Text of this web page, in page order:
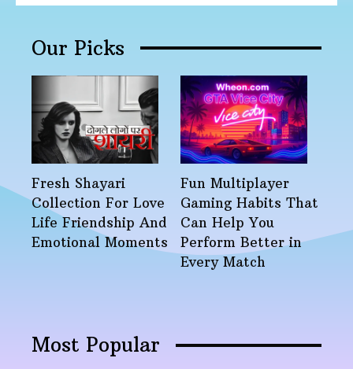
Our Picks
Fresh Shayari
Collection For Love
Life Friendship And
Emotional Moments
Fun Multiplayer
Gaming Habits That
Can Help You
Perform Better in
Every Match
Most Popular